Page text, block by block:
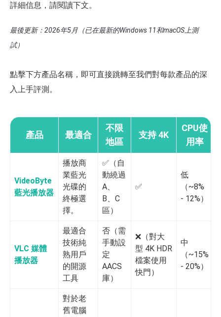
詳細信息，請閱讀下文。
最後更新：2026年5月（已在最新的Windows 11和macOS上測
試）
點擊下方產品名稱，即可直接跳轉至我們對每款產品的深
入上手評測。
產品 最適合
不限
地區
支持 4K
CPU使
用率
VideoByte
藍光播放器
播放商
業藍光
光碟的
終極選
擇。
✅️（自
動繞過
A、
B、C
區）
✅️
低
（~8%
- 12%）
VLC 媒體
播放器
最適合
技術純
熟用戶
的開源
工具
否（需
手動設
定
AACS
庫）
❌️（對大
型 4K HDR
檔案使用
快門）
中
（~15%
- 20%）
對於老
舊電腦